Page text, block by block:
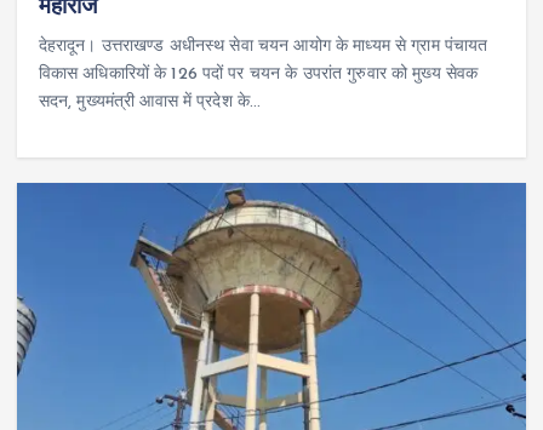
महाराज
देहरादून। उत्तराखण्ड अधीनस्थ सेवा चयन आयोग के माध्यम से ग्राम पंचायत
विकास अधिकारियों के 126 पदों पर चयन के उपरांत गुरुवार को मुख्य सेवक
सदन, मुख्यमंत्री आवास में प्रदेश के…